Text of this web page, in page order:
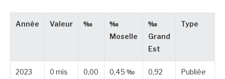
Année Valeur ‰
‰
Moselle
‰
Grand
Est
Type
2023
0 mis
0,00
0,45 ‰
0,92
Publiée